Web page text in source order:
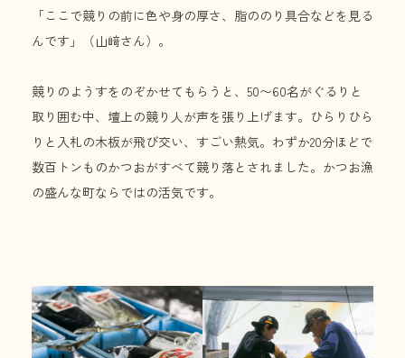
「ここで競りの前に色や身の厚さ、脂ののり具合などを見る
んです」（山﨑さん）。
競りのようすをのぞかせてもらうと、50〜60名がぐるりと
取り囲む中、壇上の競り人が声を張り上げます。ひらりひら
りと入札の木板が飛び交い、すごい熱気。わずか20分ほどで
数百トンものかつおがすべて競り落とされました。かつお漁
の盛んな町ならではの活気です。